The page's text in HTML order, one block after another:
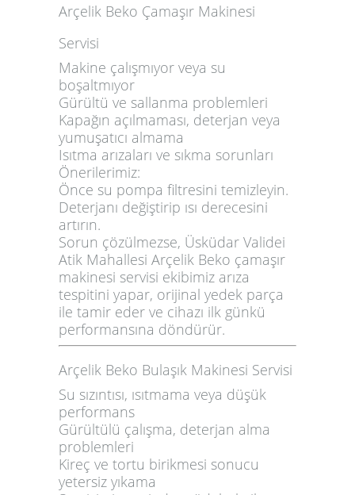
Arçelik Beko Çamaşır Makinesi
Servisi
Makine çalışmıyor veya su
boşaltmıyor
Gürültü ve sallanma problemleri
Kapağın açılmaması, deterjan veya
yumuşatıcı almama
Isıtma arızaları ve sıkma sorunları
Önerilerimiz:
Önce su pompa filtresini temizleyin.
Deterjanı değiştirip ısı derecesini
artırın.
Sorun çözülmezse, Üsküdar Validei
Atik Mahallesi Arçelik Beko çamaşır
makinesi servisi ekibimiz arıza
tespitini yapar, orijinal yedek parça
ile tamir eder ve cihazı ilk günkü
performansına döndürür.
Arçelik Beko Bulaşık Makinesi Servisi
Su sızıntısı, ısıtmama veya düşük
performans
Gürültülü çalışma, deterjan alma
problemleri
Kireç ve tortu birikmesi sonucu
yetersiz yıkama